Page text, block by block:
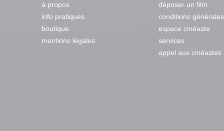
à propos
info pratiques
boutique
mentions légales
déposer un film
conditions générales
espace cinéaste
services
appel aux cinéastes